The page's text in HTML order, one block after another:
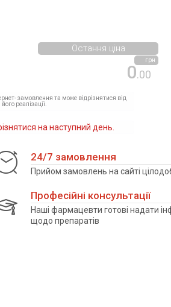
0.00
грн
Остання ціна
замовлення та може відрізнятися від
реалізації.
на наступний день.
24/7 замовлення
Прийом замовлень на сайті
Професійні консультації
Наші фармацевти готові надати
щодо препаратів